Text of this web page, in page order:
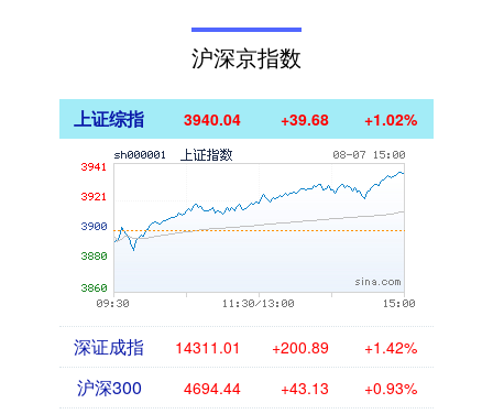
沪深京指数
上证综指 3940.04 +39.68 +1.02%
深证成指 14311.01 +200.89 +1.42%
沪深300 4694.44 +43.13 +0.93%